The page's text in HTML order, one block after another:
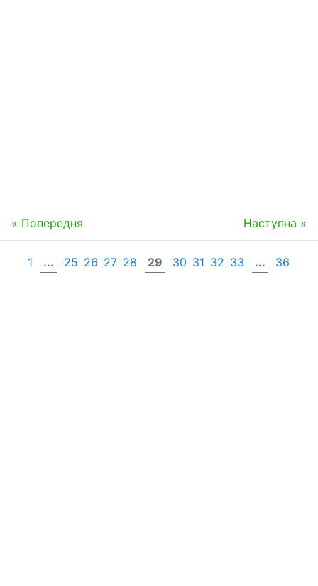
« Попередня Наступна »
1 ... 25 26 27 28 29 30 31 32 33 ... 36